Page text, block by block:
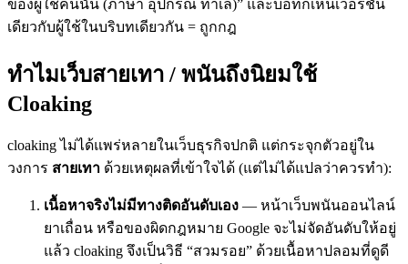
ของผู้ใช้คนนั้น (ภาษา อุปกรณ์ ทำเล)” และบอทก็เห็นเวอร์ชัน
เดียวกับผู้ใช้ในบริบทเดียวกัน = ถูกกฎ
ทำไมเว็บสายเทา / พนันถึงนิยมใช้
Cloaking
cloaking ไม่ได้แพร่หลายในเว็บธุรกิจปกติ แต่กระจุกตัวอยู่ใน
วงการ สายเทา ด้วยเหตุผลที่เข้าใจได้ (แต่ไม่ได้แปลว่าควรทำ):
เนื้อหาจริงไม่มีทางติดอันดับเอง — หน้าเว็บพนันออนไลน์
ยาเถื่อน หรือของผิดกฎหมาย Google จะไม่จัดอันดับให้อยู่
แล้ว cloaking จึงเป็นวิธี “สวมรอย” ด้วยเนื้อหาปลอมที่ดูดี